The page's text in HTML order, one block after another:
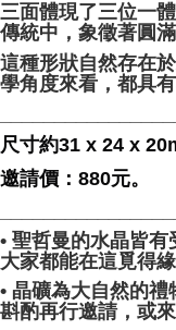
三面體現了三位一
傳統中，象徵著圓
這種形狀自然存在
學角度來看，都具有
尺寸約31 x 24 x
邀請價：880元。
• 聖哲曼的水晶皆
大家都能在這覓得
• 晶礦為大自然的
斟酌再行邀請，或